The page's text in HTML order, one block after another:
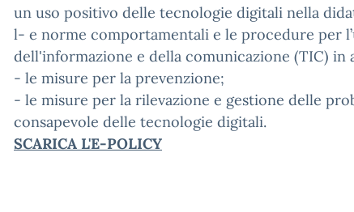
un uso positivo delle tecnologie digitali nella
l- e norme comportamentali e le procedure per
dell'informazione e della comunicazione (TIC) in
- le misure per la prevenzione;
- le misure per la rilevazione e gestione delle
consapevole delle tecnologie digitali.
SCARICA L'E-POLICY